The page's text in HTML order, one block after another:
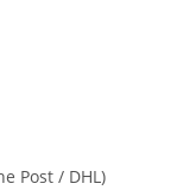
Post / DHL)